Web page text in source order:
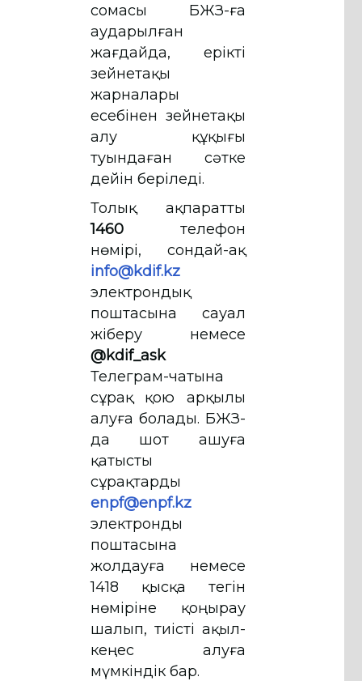
сомасы БЖЗҚ-ға
аударылған
жағдайда, ерікті
зейнетақы
жарналары
есебінен зейнетақы
алу құқығы
туындаған сәтке
дейін беріледі.
Толық ақпаратты
1460 телефон
нөмірі, сондай-ақ
info@kdif.kz
электрондық
поштасына сауал
жіберу немесе
@kdif_ask
Телеграм-чатына
сұрақ қою арқылы
алуға болады. БЖЗҚ-
да шот ашуға
қатысты
сұрақтарды
enpf@enpf.kz
электронды
поштасына
жолдауға немесе
1418 қысқа тегін
нөміріне қоңырау
шалып, тиісті ақыл-
кеңес алуға
мүмкіндік бар.